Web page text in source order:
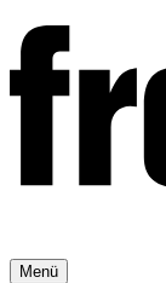
Menü